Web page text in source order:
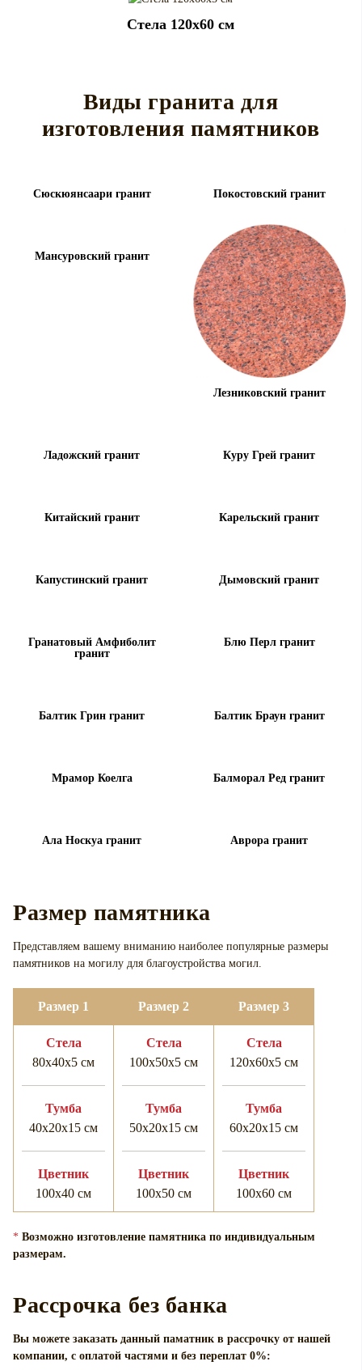
Cтела 120x60 см
Виды гранита для
изготовления памятников
Сюскюянсаари гранит Покостовский гранит
Мансуровский гранит
Лезниковский гранит
Ладожский гранит Куру Грей гранит
Китайский гранит Карельский гранит
Капустинский гранит Дымовский гранит
Гранатовый Амфиболит
гранит
Блю Перл гранит
Балтик Грин гранит Балтик Браун гранит
Мрамор Коелга Балморал Ред гранит
Ала Носкуа гранит Аврора гранит
Размер памятника
Представляем вашему вниманию наиболее популярные размеры
памятников на могилу для благоустройства могил.
Размер 1 Размер 2 Размер 3
Cтела
80х40х5 см
Тумба
40х20х15 см
Цветник
100х40 см
Cтела
100х50х5 см
Тумба
50х20х15 см
Цветник
100х50 см
Cтела
120х60х5 см
Тумба
60х20х15 см
Цветник
100х60 см
* Возможно изготовление памятника по индивидуальным
размерам.
Рассрочка без банка
Вы можете заказать данный паматник в рассрочку от нашей
компании, с оплатой частями и без переплат 0%: